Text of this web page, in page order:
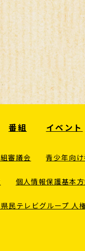
番組 イベント
審議会 青少年向
個人情報保護基本
民テレビグループ 人